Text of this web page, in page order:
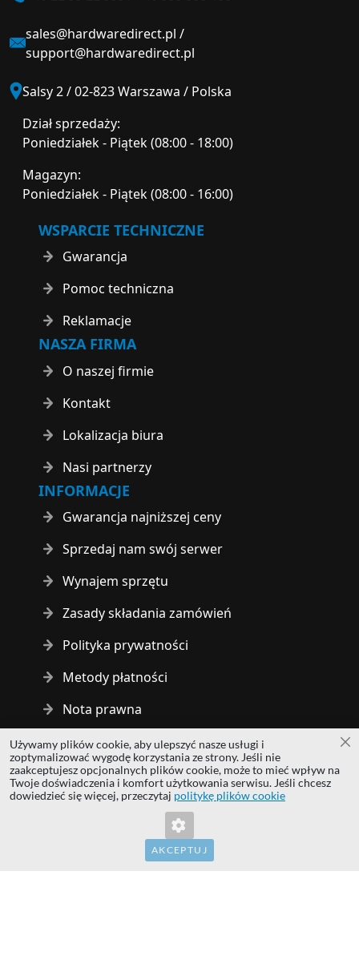
sales@hardwaredirect.pl /
support@hardwaredirect.pl
Salsy 2 / 02-823 Warszawa / Polska
Dział sprzedaży:
Poniedziałek - Piątek (08:00 - 18:00)
Magazyn:
Poniedziałek - Piątek (08:00 - 16:00)
WSPARCIE TECHNICZNE
Gwarancja
Pomoc techniczna
Reklamacje
NASZA FIRMA
O naszej firmie
Kontakt
Lokalizacja biura
Nasi partnerzy
INFORMACJE
Gwarancja najniższej ceny
Sprzedaj nam swój serwer
Wynajem sprzętu
Zasady składania zamówień
Polityka prywatności
Metody płatności
Nota prawna
Copyright © 2014 - 2026 MS Development | All rights reserved
| All logos and trademarks are properties of their respective
owners.
Używamy plików cookie, aby ulepszyć nasze usługi i
zoptymalizować wygodę korzystania ze strony. Jeśli nie
zaakceptujesz opcjonalnych plików cookie, może to mieć wpływ na
Twoje doświadczenia i komfort użytkowania serwisu. Jeśli chcesz
dowiedzieć się więcej, przeczytaj politykę plików cookie
AKCEPTUJ